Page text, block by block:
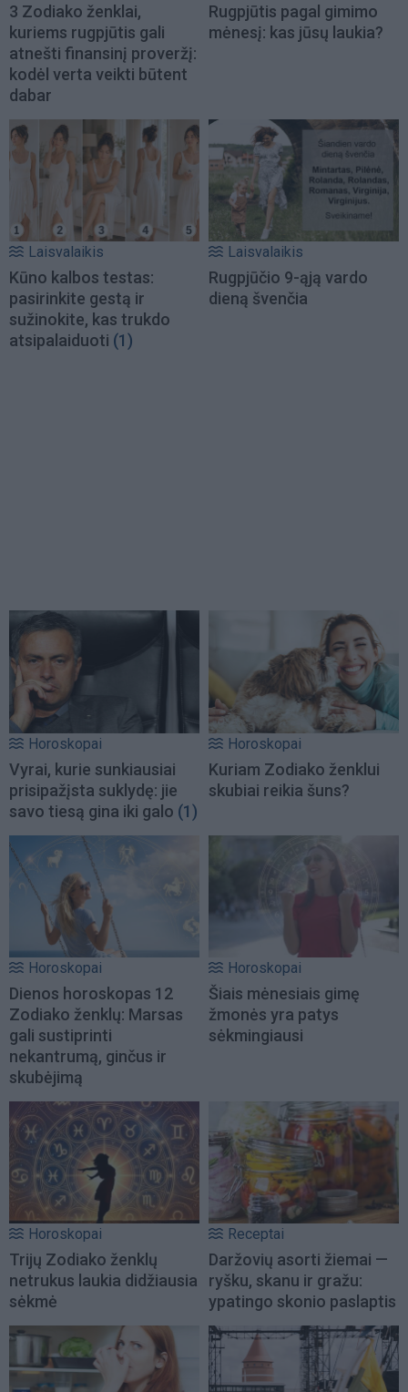
3 Zodiako ženklai,
kuriems rugpjūtis gali
atnešti finansinį proveržį:
kodėl verta veikti būtent
dabar
Rugpjūtis pagal gimimo
mėnesį: kas jūsų laukia?
Laisvalaikis
Kūno kalbos testas:
pasirinkite gestą ir
sužinokite, kas trukdo
atsipalaiduoti (1)
Laisvalaikis
Rugpjūčio 9-ąją vardo
dieną švenčia
Horoskopai
Vyrai, kurie sunkiausiai
prisipažįsta suklydę: jie
savo tiesą gina iki galo (1)
Horoskopai
Kuriam Zodiako ženklui
skubiai reikia šuns?
Horoskopai
Dienos horoskopas 12
Zodiako ženklų: Marsas
gali sustiprinti
nekantrumą, ginčus ir
skubėjimą
Horoskopai
Šiais mėnesiais gimę
žmonės yra patys
sėkmingiausi
Horoskopai
Trijų Zodiako ženklų
netrukus laukia didžiausia
sėkmė
Receptai
Daržovių asorti žiemai —
ryšku, skanu ir gražu:
ypatingo skonio paslaptis